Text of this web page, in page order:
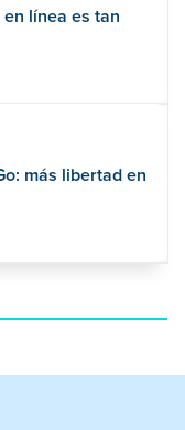
línea es tan
más libertad en